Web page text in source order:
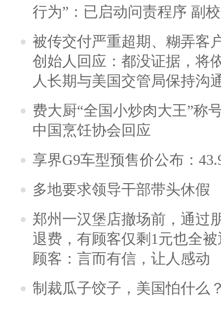
行为”：已启动问责程序 副
被传交付严重超期、糊弄客
创始人回应：都没证据，将
人长期与美国交管局保持沟
费大厨“全国小炒肉大王”称
中国烹饪协会回应
享界G9车型预售价公布：
多地要求领导干部带头休假
郑州一汉堡店撤场前，通过
退费，有顾客仅剩1元也全
顾客：言而有信，让人感动
制裁瓜子饺子，美国怕什么